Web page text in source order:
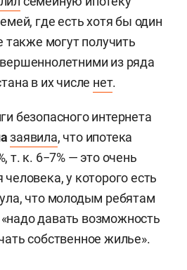
где есть хотя бы один
также могут получить
из ряда
в их числе нет.
безопасного интернета
заявила, что ипотека
т. к. 6−7% — это очень
у которого есть
что молодым ребятам
давать возможность
собственное жилье».